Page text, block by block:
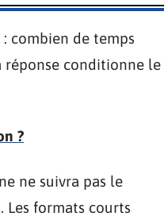
combien de temps
réponse conditionne le
?
ne suivra pas le
Les formats courts